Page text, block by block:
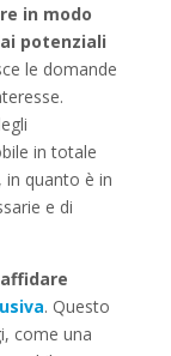
in modo
potenziali
le domande
in totale
in quanto è in
e di
. Questo
come una